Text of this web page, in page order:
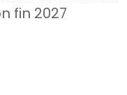
fin 2027